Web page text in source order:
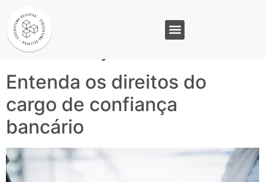
Tag:
cargo de
confiança bancário
Entenda os direitos do
cargo de confiança
bancário